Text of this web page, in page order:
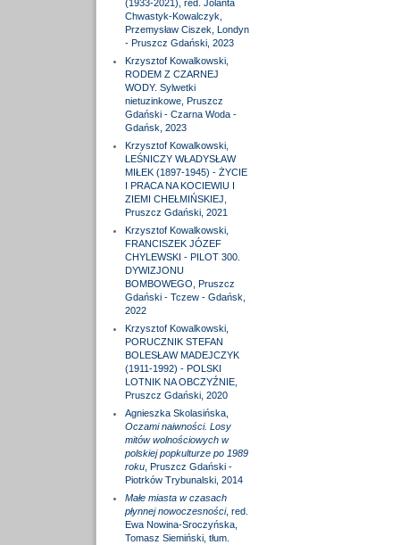
(1933-2021), red. Jolanta
Chwastyk-Kowalczyk,
Przemysław Ciszek, Londyn
- Pruszcz Gdański, 2023
Krzysztof Kowalkowski,
RODEM Z CZARNEJ
WODY. Sylwetki
nietuzinkowe, Pruszcz
Gdański - Czarna Woda -
Gdańsk, 2023
Krzysztof Kowalkowski,
LEŚNICZY WŁADYSŁAW
MIŁEK (1897-1945) - ŻYCIE
I PRACA NA KOCIEWIU I
ZIEMI CHEŁMIŃSKIEJ,
Pruszcz Gdański, 2021
Krzysztof Kowalkowski,
FRANCISZEK JÓZEF
CHYLEWSKI - PILOT 300.
DYWIZJONU
BOMBOWEGO, Pruszcz
Gdański - Tczew - Gdańsk,
2022
Krzysztof Kowalkowski,
PORUCZNIK STEFAN
BOLESŁAW MADEJCZYK
(1911-1992) - POLSKI
LOTNIK NA OBCZYŹNIE,
Pruszcz Gdański, 2020
Agnieszka Skolasińska,
Oczami naiwności. Losy
mitów wolnościowych w
polskiej popkulturze po 1989
roku, Pruszcz Gdański -
Piotrków Trybunalski, 2014
Małe miasta w czasach
płynnej nowoczesności, red.
Ewa Nowina-Sroczyńska,
Tomasz Siemiński, tłum.